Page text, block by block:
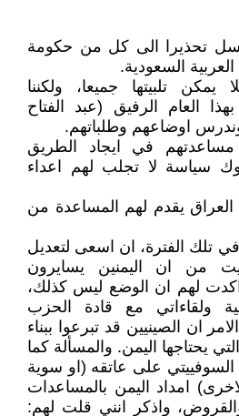
ارسل تحذيرا الى كل من حكومة
السعودية.
يمكن تلبيتها جميعا، ولكننا
في 18 آب بهذا العام الرفيق (عبد الفتاح
اوضاعهم وطلباتهم.
مساعدتهم في ايجاد الطريق
سياسة لا تجلب لهم اعداء
يقدم لهم المساعدة من
تلك الفترة، ان اسعى لتعديل
من ان اليمنين يسايرون
اكدت لهم ان الوضع ليس كذلك،
ولقاءاتي مع قادة الحزب
ان الصينيين قد تبرعوا ببناء
يحتاجها اليمن. والمسألة كما
السوفييتي على عاتقه (او سوية
امداد اليمن بالمساعدات
واذكر انني قلت لهم: